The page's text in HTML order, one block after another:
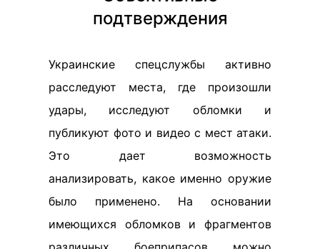
подтверждения
Украинские спецслужбы активно
расследуют места, где произошли
удары, исследуют обломки и
публикуют фото и видео с мест атаки.
Это дает возможность
анализировать, какое именно оружие
было применено. На основании
имеющихся обломков и фрагментов